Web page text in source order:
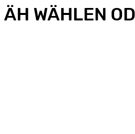
WÄHLEN